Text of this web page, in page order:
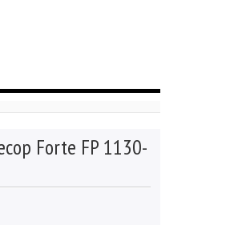
Forte FP 1130-